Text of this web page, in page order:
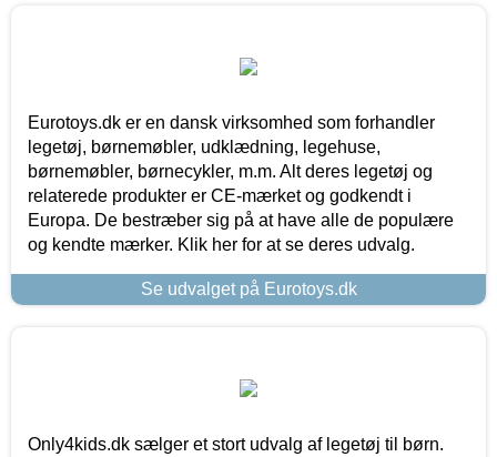
Eurotoys.dk er en dansk virksomhed som forhandler
legetøj, børnemøbler, udklædning, legehuse,
børnemøbler, børnecykler, m.m. Alt deres legetøj og
relaterede produkter er CE-mærket og godkendt i
Europa. De bestræber sig på at have alle de populære
og kendte mærker. Klik her for at se deres udvalg.
Se udvalget på Eurotoys.dk
Only4kids.dk sælger et stort udvalg af legetøj til børn.